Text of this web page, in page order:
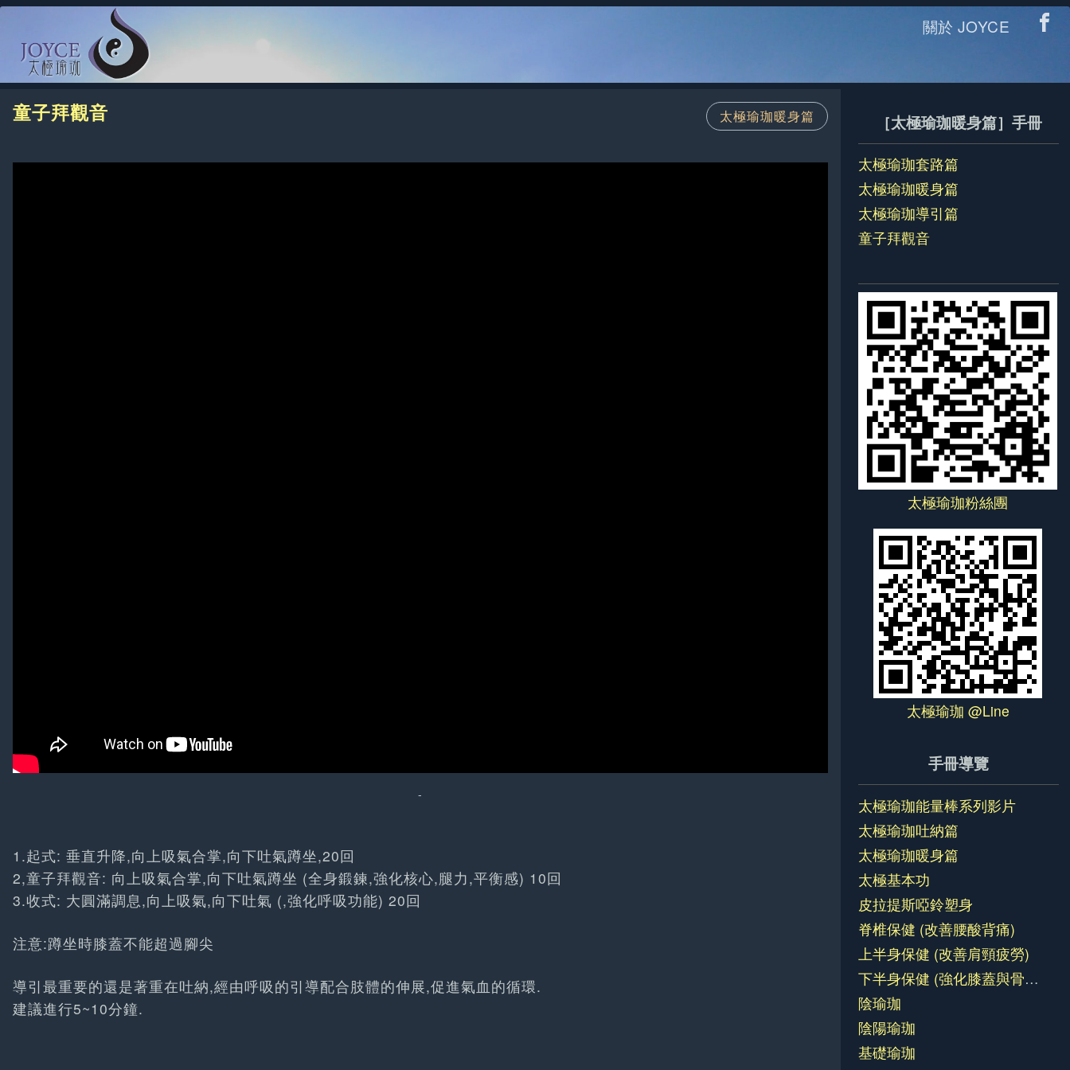
關於 JOYCE
太極瑜珈暖身篇
童子拜觀音
-
1.起式: 垂直升降,向上吸氣合掌,向下吐氣蹲坐,20回
2,童子拜觀音: 向上吸氣合掌,向下吐氣蹲坐 (全身鍛鍊,強化核心,腿力,平衡感) 10回
3.收式: 大圓滿調息,向上吸氣,向下吐氣 (,強化呼吸功能) 20回
注意:蹲坐時膝蓋不能超過腳尖
導引最重要的還是著重在吐納,經由呼吸的引導配合肢體的伸展,促進氣血的循環.
建議進行5~10分鐘.
［太極瑜珈暖身篇］手冊
太極瑜珈套路篇
太極瑜珈暖身篇
太極瑜珈導引篇
童子拜觀音
太極瑜珈粉絲團
太極瑜珈 @Line
手冊導覽
太極瑜珈能量棒系列影片
太極瑜珈吐納篇
太極瑜珈暖身篇
太極基本功
皮拉提斯啞鈴塑身
脊椎保健 (改善腰酸背痛)
上半身保健 (改善肩頸疲勞)
下半身保健 (強化膝蓋與骨盆)
陰瑜珈
陰陽瑜珈
基礎瑜珈